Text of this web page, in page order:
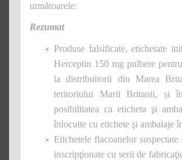
următoarele:
Rezumat
Produse falsificate, etichetate
Herceptin 150 mg pulbere
la distribuitorii din Marea
teritoriului Marii Britanii, și
posibilitatea ca eticheta şi
înlocuite cu etichete şi ambalaje
Etichetele flacoanelor
inscripţionate cu serii de